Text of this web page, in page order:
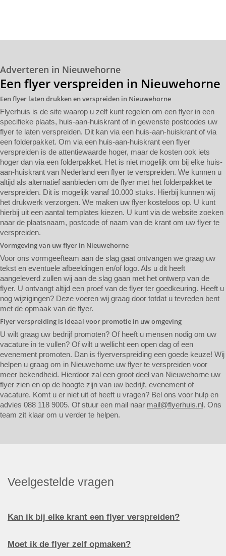
Adverteren in Nieuwehorne
Een flyer verspreiden in Nieuwehorne
Een flyer laten drukken en verspreiden in Nieuwehorne
Flyerhuis is de site waarop u zelf kunt regelen om een flyer in een
specifieke plaats, huis-aan-huiskrant of in gewenste postcodes uw
flyer te laten verspreiden. Dit kan via een huis-aan-huiskrant of via
een folderpakket. Om via een huis-aan-huiskrant een flyer
verspreiden is de attentiewaarde hoger, maar de kosten ook iets
hoger dan via een folderpakket. Het is niet mogelijk om bij elke huis-
aan-huiskrant van Nederland een flyer te verspreiden. We kunnen u
altijd als alternatief aanbieden om de flyer met het folderpakket te
verspreiden. Dit is mogelijk vanaf 10.000 stuks. Hierbij kunnen wij
het drukwerk verzorgen. We maken uw flyer kosteloos op. U kunt
hierbij uit een aantal templates kiezen. U kunt via de website zoeken
naar de plaatsnaam, postcode of naam van de krant om uw flyer te
verspreiden.
Vormgeving van uw flyer in Nieuwehorne
Voor ons vormgeefteam aan de slag gaat ontvangen we graag uw
tekst en eventuele afbeeldingen en/of logo. Als u dit heeft
aangeleverd zullen wij aan de slag gaan met het ontwerp van de
flyer. U ontvangt altijd een proef van de flyer ter goedkeuring. Heeft u
nog wijzigingen? Deze voeren wij graag door totdat u tevreden bent
met de opmaak van de flyer.
Flyer verspreiding is ideaal voor promotie in uw omgeving
U wilt graag uw bedrijf promoten? Of heeft u mensen nodig om uw
vacature in te vullen? Of wilt u wellicht een open dag of een
evenement promoten. Dan is flyerverspreiding een goede keuze! Wij
helpen u graag om in Nieuwehorne uw flyer te verspreiden voor
meer bekendheid. Hierdoor zal een groot deel van Nieuwehorne uw
flyer zien en op de hoogte zijn van uw bedrijf, evenement of
vacature. Komt u er niet uit of heeft u vragen? Bel ons voor hulp en
advies 088 118 9005. Of stuur een mail naar mail@flyerhuis.nl. Ons
team zit klaar om u verder te helpen.
Veelgestelde vragen
Kan ik bij elke krant een flyer verspreiden?
Moet ik de flyer zelf opmaken?